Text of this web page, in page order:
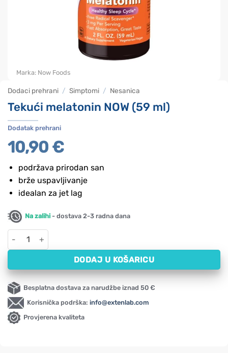
Dodaci prehrani / Simptomi / Nesanica
Tekući melatonin NOW (59 ml)
Dodatak prehrani
10,90 €
podržava prirodan san
brže uspavljivanje
idealan za jet lag
Na zalihi - dostava 2-3 radna dana
Tekući melatonin NOW (59 ml) količina
DODAJ U KOŠARICU
Besplatna dostava za narudžbe iznad 50 €
Korisnička podrška: info@extenlab.com
Provjerena kvaliteta
Marka: Now Foods